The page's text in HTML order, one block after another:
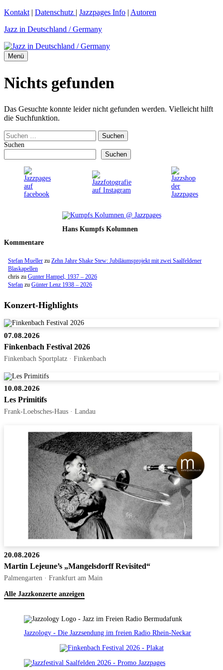
Zum
springen
Kontakt | Datenschutz | Jazzpages Info | Autoren
Jazz in Deutschland / Germany
Menü
Nichts gefunden
Das Gesuchte konnte leider nicht gefunden werden. Vielleicht hilft
die Suchfunktion.
Suchen
nach:
Suchen
Suchen
Hans Kumpfs Kolumnen
Kommentare
Stefan Mueller zu Zehn Jahre Shake Stew: Jubiläumsprojekt mit zwei Saalfeldener
Blaskapellen
chris zu Gunter Hampel, 1937 – 2026
Stefan zu Günter Lenz 1938 – 2026
Konzert-Highlights
07.08.2026
Finkenbach Festival 2026
Finkenbach Sportplatz · Finkenbach
10.08.2026
Les Primitifs
Frank-Loebsches-Haus · Landau
20.08.2026
Martin Lejeune’s „Mangelsdorff Revisited“
Palmengarten · Frankfurt am Main
Alle Jazzkonzerte anzeigen
Jazzology - Die Jazzsendung im freien Radio Rhein-Neckar